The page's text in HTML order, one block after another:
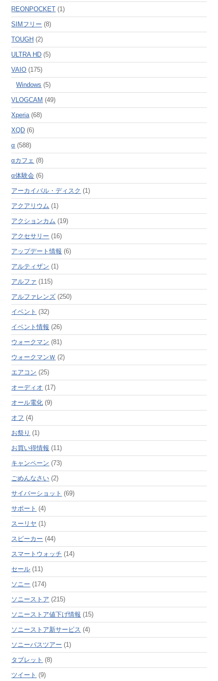
REONPOCKET (1)
SIMフリー (8)
TOUGH (2)
ULTRA HD (5)
VAIO (175)
Windows (5)
VLOGCAM (49)
Xperia(68)
XQD (6)
α (588)
αカフェ (8)
α体験会 (6)
アーカイバル・ディスク (1)
アクアリウム (1)
アクションカム (19)
アクセサリー (16)
アップデート情報 (6)
アルティザン (1)
アルファ (115)
アルファレンズ (250)
イベント (32)
イベント情報 (26)
ウォークマン (81)
ウォークマンＷ (2)
エアコン (25)
オーディオ (17)
オール電化 (9)
オフ (4)
お祭り (1)
お買い得情報 (11)
キャンペーン (73)
ごめんなさい (2)
サイバーショット (69)
サポート (4)
スーリヤ (1)
スピーカー (44)
スマートウォッチ (14)
セール (11)
ソニー (174)
ソニーストア (215)
ソニーストア値下げ情報 (15)
ソニーストア新サービス (4)
ソニーバスツアー (1)
タブレット (8)
ツイート (9)